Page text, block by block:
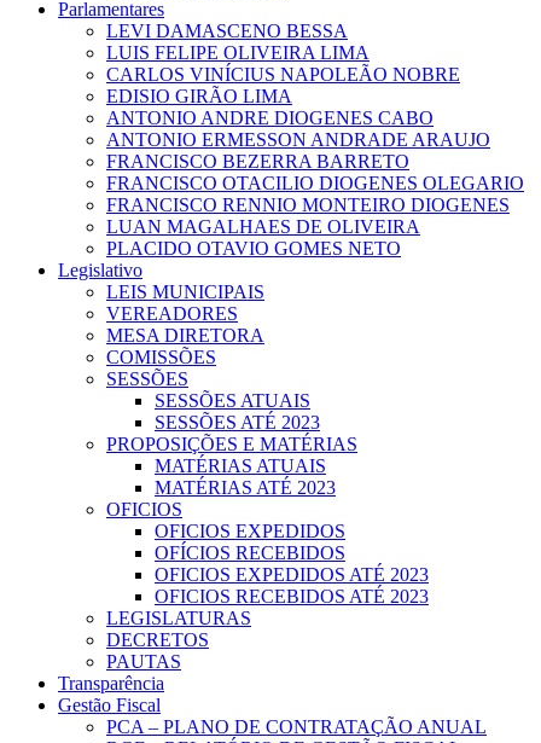
Parlamentares
LEVI DAMASCENO BESSA
LUIS FELIPE OLIVEIRA LIMA
CARLOS VINÍCIUS NAPOLEÃO NOBRE
EDISIO GIRÃO LIMA
ANTONIO ANDRE DIOGENES CABO
ANTONIO ERMESSON ANDRADE ARAUJO
FRANCISCO BEZERRA BARRETO
FRANCISCO OTACILIO DIOGENES OLEGARIO
FRANCISCO RENNIO MONTEIRO DIOGENES
LUAN MAGALHAES DE OLIVEIRA
PLACIDO OTAVIO GOMES NETO
Legislativo
LEIS MUNICIPAIS
VEREADORES
MESA DIRETORA
COMISSÕES
SESSÕES
SESSÕES ATUAIS
SESSÕES ATÉ 2023
PROPOSIÇÕES E MATÉRIAS
MATÉRIAS ATUAIS
MATÉRIAS ATÉ 2023
OFICIOS
OFICIOS EXPEDIDOS
OFÍCIOS RECEBIDOS
OFICIOS EXPEDIDOS ATÉ 2023
OFICIOS RECEBIDOS ATÉ 2023
LEGISLATURAS
DECRETOS
PAUTAS
Transparência
Gestão Fiscal
PCA – PLANO DE CONTRATAÇÃO ANUAL